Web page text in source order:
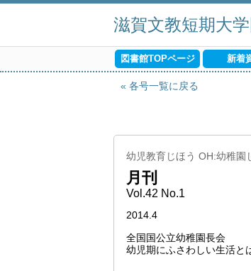
滋賀文教短期大
図書館TOPページ 新着
各号一覧に戻る
幼児教育じほう OH:幼稚園
月刊
Vol.42 No.1
2014.4
全国国公立幼稚園長会
幼児期にふさわしい生活と